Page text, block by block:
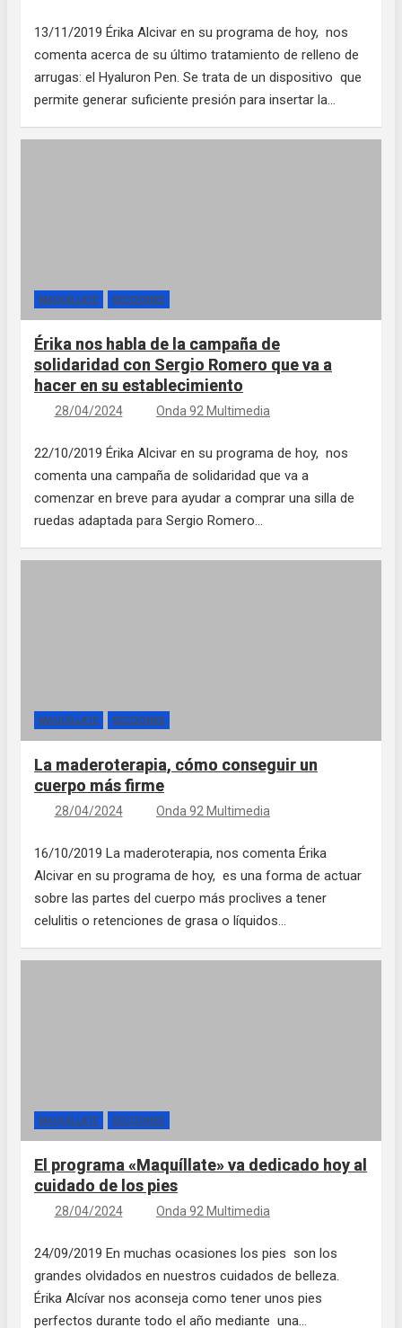
13/11/2019 Érika Alcivar en su programa de hoy, nos
comenta acerca de su último tratamiento de relleno de
arrugas: el Hyaluron Pen. Se trata de un dispositivo que
permite generar suficiente presión para insertar la…
MAQUÍLLATE SECCIONES
Érika nos habla de la campaña de
solidaridad con Sergio Romero que va a
hacer en su establecimiento
28/04/2024 Onda 92 Multimedia
22/10/2019 Érika Alcivar en su programa de hoy, nos
comenta una campaña de solidaridad que va a
comenzar en breve para ayudar a comprar una silla de
ruedas adaptada para Sergio Romero…
MAQUÍLLATE SECCIONES
La maderoterapia, cómo conseguir un
cuerpo más firme
28/04/2024 Onda 92 Multimedia
16/10/2019 La maderoterapia, nos comenta Érika
Alcivar en su programa de hoy, es una forma de actuar
sobre las partes del cuerpo más proclives a tener
celulitis o retenciones de grasa o líquidos…
MAQUÍLLATE SECCIONES
El programa «Maquíllate» va dedicado hoy al
cuidado de los pies
28/04/2024 Onda 92 Multimedia
24/09/2019 En muchas ocasiones los pies son los
grandes olvidados en nuestros cuidados de belleza.
Érika Alcívar nos aconseja como tener unos pies
perfectos durante todo el año mediante una…